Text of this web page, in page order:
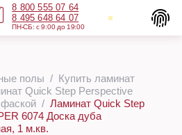
8 800 555 07 64
8 495 648 64 07
ПН-СБ: с 9:00 до 19:00
полы
Купить ламинат
Quick Step Perspective
Ламинат Quick Step
6074 Доска дуба
1 м.кв.